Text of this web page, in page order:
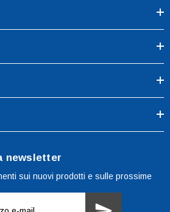
newsletter
sui nuovi prodotti e sulle prossime